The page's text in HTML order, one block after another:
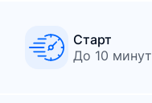
Старт
До 10 минут